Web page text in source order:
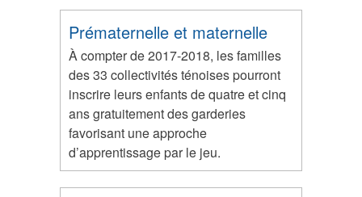
Prématernelle et maternelle
À compter de 2017-2018, les familles
des 33 collectivités ténoises pourront
inscrire leurs enfants de quatre et cinq
ans gratuitement des garderies
favorisant une approche
d’apprentissage par le jeu.